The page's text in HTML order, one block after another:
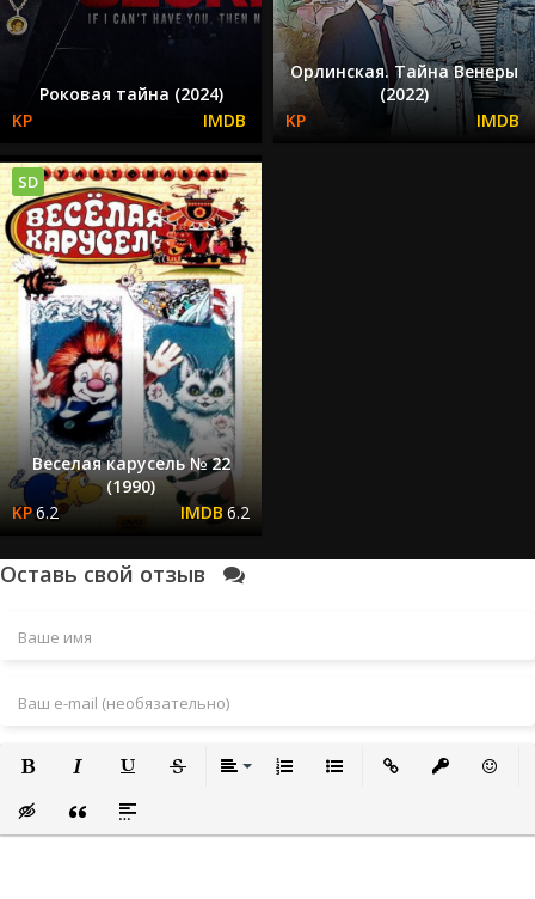
Роковая тайна (2024)
Орлинская. Тайна Венеры
(2022)
SD
Веселая карусель № 22
(1990)
6.2
6.2
Оставь свой отзыв
Полужирный
Вставка скрытого текста
Вставка цитаты
Вставка спойлера